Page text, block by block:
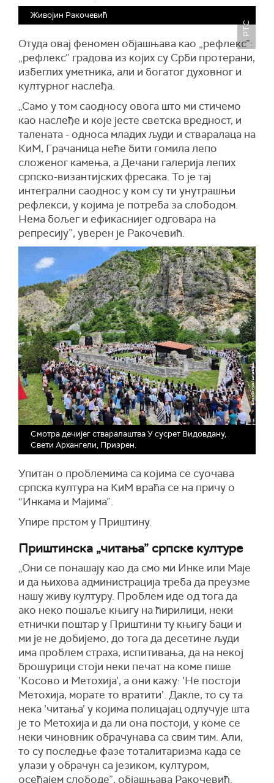
Живојин Ракочевић
РТС
Отуда овај феномен објашњава као „рефлекс”:
„рефлекс” градова из којих су Срби протерани,
избеглих уметника, али и богатог духовног и
културног наслеђа.
„Само у том саодносу овога што ми стичемо
као наслеђе и које јесте светска вредност, и
талената - односа младих људи и стваралаца на
КиМ, Грачаница неће бити гомила лепо
сложеног камења, а Дечани галерија лепих
српско-византијских фресака. То је тај
интегрални саоднос у ком су ти унутрашњи
рефлекси, у којима је потреба за слободом.
Нема бољег и ефикаснијег одговара на
репресију”, уверен је Ракочевић.
Смотра дечијег стваралаштва У сусрет Видовдану,
Свети Архангели, Призрен.
Упитан о проблемима са којима се суочава
српска култура на КиМ враћа се на причу о
“Инкама и Мајима”.
Упире прстом у Приштину.
Приштинска „читања” српске културе
„Они се понашају као да смо ми Инке или Маје
и да њихова администрација треба да преузме
нашу живу културу. Проблем иде од тога да
ако неко пошаље књигу на ћирилици, неки
етнички поштар у Приштини ту књигу баци и
ми је не добијемо, до тога да десетине људи
има проблем страха, испитивања, да на некој
брошурици стоји неки печат на коме пише
’Косово и Метохија’, а они кажу: ’Не постоји
Метохија, морате то вратити’. Дакле, то су та
нека ’читања’ у којима полицајац одлучује шта
је то Метохија и да ли она постоји, у коме се
неки чиновник обрачунава са свим тим. Али,
то су последње фазе тоталитаризма када се
улази у обрачун са језиком, културом,
осећајем слободе”, објашњава Ракочевић.